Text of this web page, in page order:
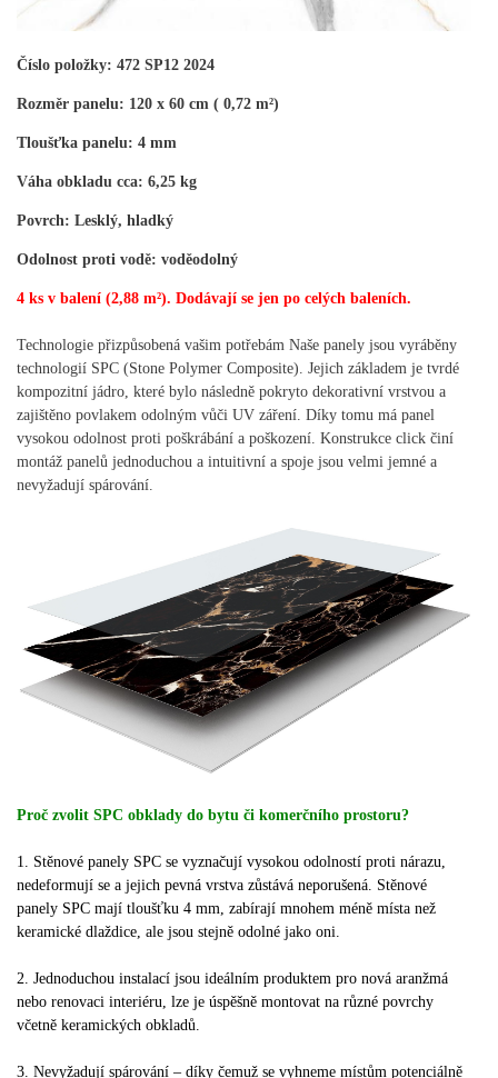
Číslo položky: 472 SP12 2024
Rozměr panelu: 120 x 60 cm ( 0,72 m²)
Tloušťka panelu: 4 mm
Váha obkladu cca: 6,25 kg
Povrch: Lesklý, hladký
Odolnost proti vodě: voděodolný
4 ks v balení (2,88 m²). Dodávají se jen po celých baleních.
Technologie přizpůsobená vašim potřebám Naše panely jsou vyráběny
technologií SPC (Stone Polymer Composite). Jejich základem je tvrdé
kompozitní jádro, které bylo následně pokryto dekorativní vrstvou a
zajištěno povlakem odolným vůči UV záření. Díky tomu má panel
vysokou odolnost proti poškrábání a poškození. Konstrukce click činí
montáž panelů jednoduchou a intuitivní a spoje jsou velmi jemné a
nevyžadují spárování.
Proč zvolit SPC obklady do bytu či komerčního prostoru?
1. Stěnové panely SPC se vyznačují vysokou odolností proti nárazu,
nedeformují se a jejich pevná vrstva zůstává neporušená. Stěnové
panely SPC mají tloušťku 4 mm, zabírají mnohem méně místa než
keramické dlaždice, ale jsou stejně odolné jako oni.
2. Jednoduchou instalací jsou ideálním produktem pro nová aranžmá
nebo renovaci interiéru, lze je úspěšně montovat na různé povrchy
včetně keramických obkladů.
3. Nevyžadují spárování – díky čemuž se vyhneme místům potenciálně